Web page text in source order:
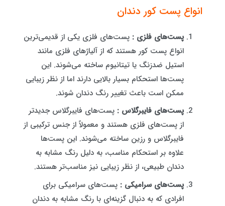
انواع پست کور دندان
پست‌های فلزی :پست‌های فلزی یکی از قدیمی‌ترین
انواع پست کور هستند که از آلیاژهای فلزی مانند
استیل ضدزنگ یا تیتانیوم ساخته می‌شوند. این
پست‌ها استحکام بسیار بالایی دارند اما از نظر زیبایی
ممکن است باعث تغییر رنگ دندان شوند.
پست‌های فایبرگلاس :پست‌های فایبرگلاس جدیدتر
از پست‌های فلزی هستند و معمولاً از جنس ترکیبی از
فایبرگلاس و رزین ساخته می‌شوند. این پست‌ها
علاوه بر استحکام مناسب، به دلیل رنگ مشابه به
دندان طبیعی، از نظر زیبایی نیز مناسب‌تر هستند.
پست‌های سرامیکی :پست‌های سرامیکی برای
افرادی که به دنبال گزینه‌ای با رنگ مشابه به دندان